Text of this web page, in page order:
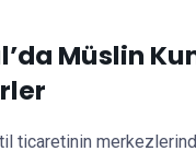
Müslin
ticaretinin